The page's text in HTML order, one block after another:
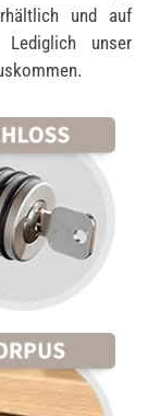
und auf
Lediglich unser